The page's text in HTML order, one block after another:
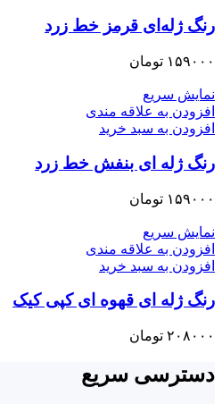
رنگ ژله‌ای قرمز خط زرد
۱۵۹۰۰۰ تومان
نمایش سریع
افزودن به علاقه مندی
افزودن به سبد خرید
رنگ ژله ای بنفش خط زرد
۱۵۹۰۰۰ تومان
نمایش سریع
افزودن به علاقه مندی
افزودن به سبد خرید
رنگ ژله ای قهوه ای کپی کیک
۲۰۸۰۰۰ تومان
دسترسی سریع